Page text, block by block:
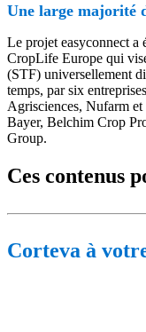
Une large majorité
Le projet easyconnect a
CropLife Europe qui
(STF) universellement
temps, par six
Agrisciences, Nufarm
Bayer, Belchim Crop
Group.
Ces contenus
Corteva à